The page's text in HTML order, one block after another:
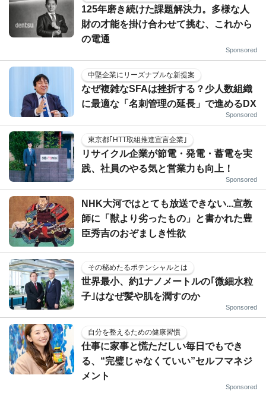
125年磨き続けた課題解決力。多様な人
財の才能を掛け合わせて挑む、これから
の電通
Sponsored
中堅企業にリーズナブルな新提案
なぜ複雑なSFAは挫折する？少人数組織
に最適な「名刺管理の延長」で進めるDX
Sponsored
東京都｢HTT取組推進宣言企業｣
リサイクル企業が節電・発電・蓄電を実
践、社員のやる気と営業力も向上！
Sponsored
NHK大河ではとても放送できない...宣教
師に「獣より劣ったもの」と書かれた豊
臣秀吉のおぞましき性欲
その秘めたるポテンシャルとは
世界最小、約1ナノメートルの｢微細水粒
子｣はなぜ髪や肌を潤すのか
Sponsored
自分を整えるための健康習慣
仕事に家事と慌ただしい毎日でもでき
る、“完璧じゃなくていい”セルフマネジ
メント
Sponsored